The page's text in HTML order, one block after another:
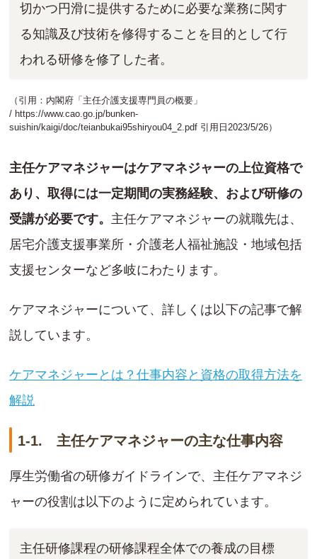
切かつ円滑に提供するために必要な業務に関す
る知識及び技術を修得することを⽬的として⾏
われる研修を修了した者。
（引用：内閣府「主任介護支援専門員の概要」
/ https://www.cao.go.jp/bunken-
suishin/kaigi/doc/teianbukai95shiryou04_2.pdf 引用日2023/5/26）
主任ケアマネジャーはケアマネジャーの上位資格で
あり、取得には一定期間の実務経験、および研修の
受講が必要です。 主任ケアマネジャーの就職先は、
居宅介護支援事業所・介護老人福祉施設・地域包括
支援センターなど多岐にわたります。
ケアマネジャーについて、詳しくは以下の記事で解
説しています。
ケアマネジャーとは？仕事内容と資格の取得方法を
解説
1-1. 主任ケアマネジャーの主な仕事内容
厚生労働省の研修ガイドラインで、主任ケアマネジ
ャーの役割は以下のように定められています。
主任研修課程の研修課程全体での養成の目標